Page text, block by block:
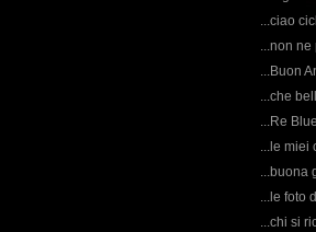
...ciao
...non
...Buon
...che
...Re
...le miei
...buona
...le foto
...chi si